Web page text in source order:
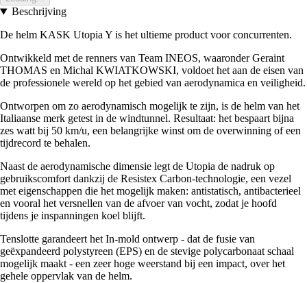
Beschrijving
De helm KASK Utopia Y is het ultieme product voor concurrenten.
Ontwikkeld met de renners van Team INEOS, waaronder Geraint
THOMAS en Michal KWIATKOWSKI, voldoet het aan de eisen van
de professionele wereld op het gebied van aerodynamica en veiligheid.
Ontworpen om zo aerodynamisch mogelijk te zijn, is de helm van het
Italiaanse merk getest in de windtunnel. Resultaat: het bespaart bijna
zes watt bij 50 km/u, een belangrijke winst om de overwinning of een
tijdrecord te behalen.
Naast de aerodynamische dimensie legt de Utopia de nadruk op
gebruikscomfort dankzij de Resistex Carbon-technologie, een vezel
met eigenschappen die het mogelijk maken: antistatisch, antibacterieel
en vooral het versnellen van de afvoer van vocht, zodat je hoofd
tijdens je inspanningen koel blijft.
Tenslotte garandeert het In-mold ontwerp - dat de fusie van
geëxpandeerd polystyreen (EPS) en de stevige polycarbonaat schaal
mogelijk maakt - een zeer hoge weerstand bij een impact, over het
gehele oppervlak van de helm.